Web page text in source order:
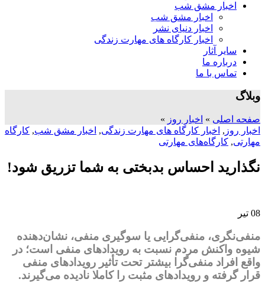
اخبار مشق شب
اخبار مشق شب
اخبار دنیای نشر
اخبار کارگاه های مهارت زندگی
سایر آثار
درباره ما
تماس با ما
وبلاگ
صفحه اصلی » اخبار روز »
اخبار روز , اخبار کارگاه های مهارت زندگی, اخبار مشق شب, کارگاه
مهارتی, کارگاه‌های مهارتی
نگذارید احساس بدبختی به شما تزریق شود!
08 تیر
منفی‌نگری، منفی‌گرایی یا سوگیری منفی، نشان‌دهنده‌
شیوه‌ واکنش مردم نسبت به رویدادهای منفی است؛ در
واقع افراد منفی‌گرا بیشتر تحت تأثیر رویدادهای منفی
قرار گرفته و رویدادهای مثبت را کاملا نادیده می‌گیرند.